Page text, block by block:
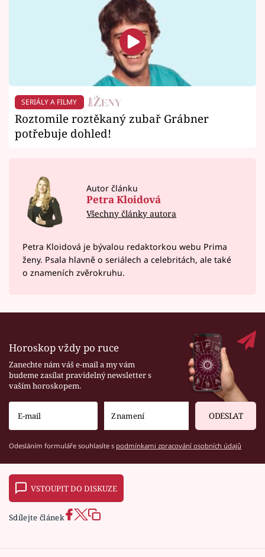
SERIÁLY A FILMY
Roztomile roztěkaný zubař Grábner
potřebuje dohled!
Autor článku
Petra Kloidová
Všechny články autora
Petra Kloidová je bývalou redaktorkou webu Prima
ženy. Psala hlavně o seriálech a celebritách, ale také
o znameních zvěrokruhu.
Horoskop vždy po ruce
Zanechte nám váš e-mail a my vám
budeme zasílat pravidelný newsletter s
vaším horoskopem.
ODESLAT
Odesláním formuláře souhlasíte s podmínkami zpracování osobních údajů
VSTOUPIT DO DISKUZE
Sdílejte článek